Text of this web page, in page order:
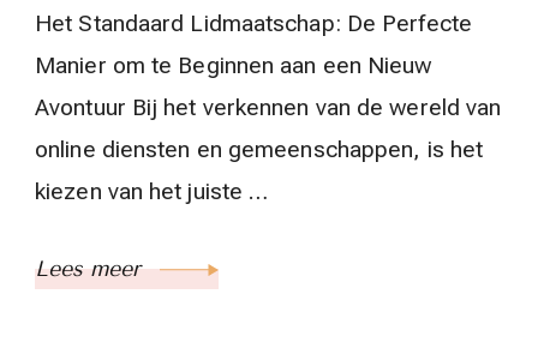
Het Standaard Lidmaatschap: De Perfecte
Manier om te Beginnen aan een Nieuw
Avontuur Bij het verkennen van de wereld van
online diensten en gemeenschappen, is het
kiezen van het juiste …
Lees meer